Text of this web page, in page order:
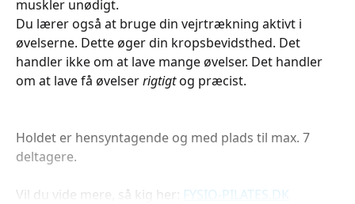
muskler unødigt.
Du lærer også at bruge din vejrtrækning aktivt i
øvelserne. Dette øger din kropsbevidsthed. Det
handler ikke om at lave mange øvelser. Det handler
om at lave få øvelserrigtigtog præcist.
Holdet er hensyntagende og med plads til max. 7
deltagere.
Vil du vide mere, så kig her: FYSIO-PILATES.DK